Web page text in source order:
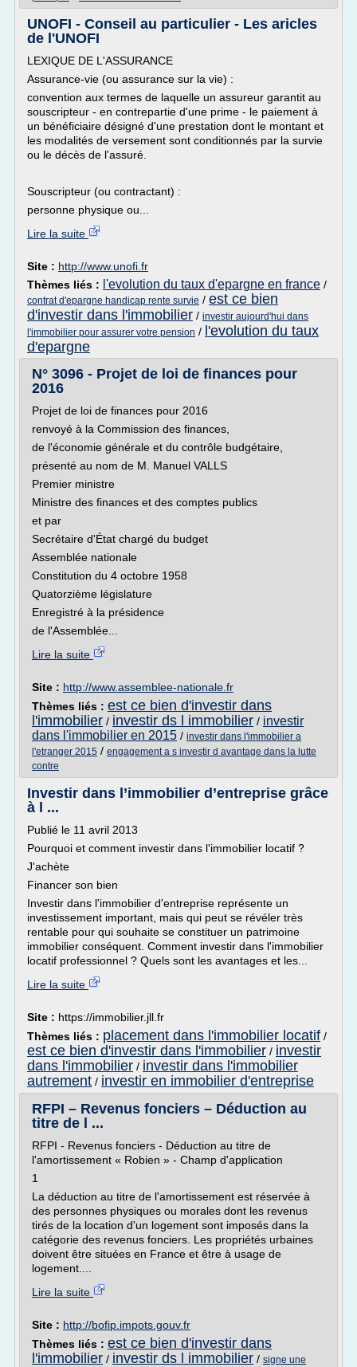
UNOFI - Conseil au particulier - Les aricles
de l'UNOFI
LEXIQUE DE L'ASSURANCE
Assurance-vie (ou assurance sur la vie) :
convention aux termes de laquelle un assureur garantit au
souscripteur - en contrepartie d'une prime - le paiement à
un bénéficiaire désigné d'une prestation dont le montant et
les modalités de versement sont conditionnés par la survie
ou le décès de l'assuré.
Souscripteur (ou contractant) :
personne physique ou...
Lire la suite
Site : http://www.unofi.fr
Thèmes liés : l'evolution du taux d'epargne en france /
contrat d'epargne handicap rente survie / est ce bien
d'investir dans l'immobilier / investir aujourd'hui dans
l'immobilier pour assurer votre pension / l'evolution du taux
d'epargne
N° 3096 - Projet de loi de finances pour
2016
Projet de loi de finances pour 2016
renvoyé à la Commission des finances,
de l'économie générale et du contrôle budgétaire,
présenté au nom de M. Manuel VALLS
Premier ministre
Ministre des finances et des comptes publics
et par
Secrétaire d'État chargé du budget
Assemblée nationale
Constitution du 4 octobre 1958
Quatorzième législature
Enregistré à la présidence
de l'Assemblée...
Lire la suite
Site : http://www.assemblee-nationale.fr
Thèmes liés : est ce bien d'investir dans
l'immobilier / investir ds l immobilier / investir
dans l'immobilier en 2015 / investir dans l'immobilier a
l'etranger 2015 / engagement a s investir d avantage dans la lutte
contre
Investir dans l’immobilier d’entreprise grâce
à l ...
Publié le 11 avril 2013
Pourquoi et comment investir dans l'immobilier locatif ?
J'achète
Financer son bien
Investir dans l'immobilier d'entreprise représente un
investissement important, mais qui peut se révéler très
rentable pour qui souhaite se constituer un patrimoine
immobilier conséquent. Comment investir dans l'immobilier
locatif professionnel ? Quels sont les avantages et les...
Lire la suite
Site : https://immobilier.jll.fr
Thèmes liés : placement dans l'immobilier locatif /
est ce bien d'investir dans l'immobilier / investir
dans l'immobilier / investir dans l'immobilier
autrement / investir en immobilier d'entreprise
RFPI – Revenus fonciers – Déduction au
titre de l ...
RFPI - Revenus fonciers - Déduction au titre de
l'amortissement « Robien » - Champ d'application
1
La déduction au titre de l'amortissement est réservée à
des personnes physiques ou morales dont les revenus
tirés de la location d'un logement sont imposés dans la
catégorie des revenus fonciers. Les propriétés urbaines
doivent être situées en France et être à usage de
logement....
Lire la suite
Site : http://bofip.impots.gouv.fr
Thèmes liés : est ce bien d'investir dans
l'immobilier / investir ds l immobilier / signe une